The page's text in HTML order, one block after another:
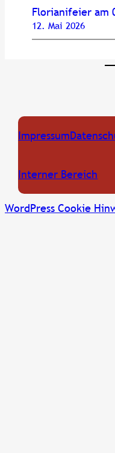
Florianifeier am
12. Mai 2026
Impressum
Interner Bereich
WordPress Cookie